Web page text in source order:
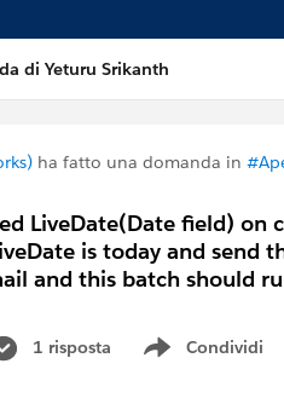
di Yeturu Srikanth
ha fatto una domanda in
LiveDate(Date field)
is today and send
and this batch should
1 risposta Condividi
Show menu